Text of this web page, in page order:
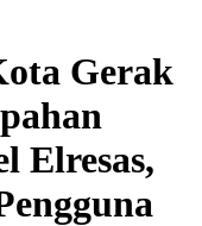
Gerak
Elresas,